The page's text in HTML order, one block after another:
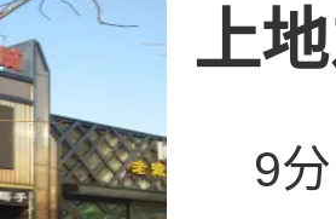
上
9分